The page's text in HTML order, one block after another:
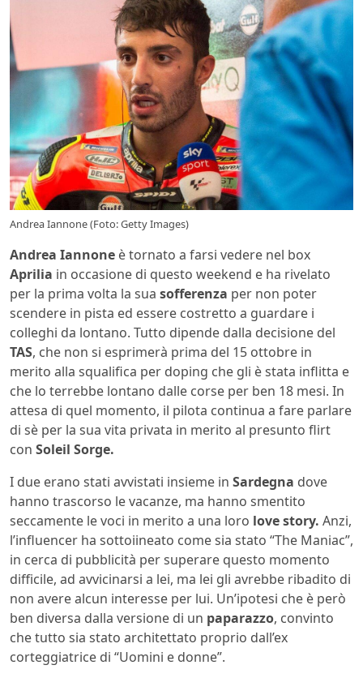
Andrea Iannone (Foto: Getty Images)
Andrea Iannone è tornato a farsi vedere nel box
Aprilia in occasione di questo weekend e ha rivelato
per la prima volta la sua sofferenza per non poter
scendere in pista ed essere costretto a guardare i
colleghi da lontano. Tutto dipende dalla decisione del
TAS, che non si esprimerà prima del 15 ottobre in
merito alla squalifica per doping che gli è stata inflitta e
che lo terrebbe lontano dalle corse per ben 18 mesi. In
attesa di quel momento, il pilota continua a fare parlare
di sè per la sua vita privata in merito al presunto flirt
con Soleil Sorge.
I due erano stati avvistati insieme in Sardegna dove
hanno trascorso le vacanze, ma hanno smentito
seccamente le voci in merito a una loro love story. Anzi,
l’influencer ha sottoiineato come sia stato “The Maniac”,
in cerca di pubblicità per superare questo momento
difficile, ad avvicinarsi a lei, ma lei gli avrebbe ribadito di
non avere alcun interesse per lui. Un’ipotesi che è però
ben diversa dalla versione di un paparazzo, convinto
che tutto sia stato architettato proprio dall’ex
corteggiatrice di “Uomini e donne”.